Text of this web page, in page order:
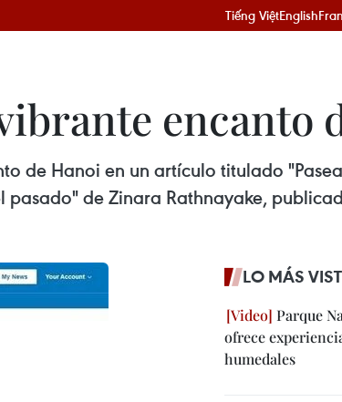
Tiếng ViệtEnglish
encanto
de Hanoi en un artículo titulado
de Zinara Rathnayake,
LO MÁS
Parque
ofrece
humedales